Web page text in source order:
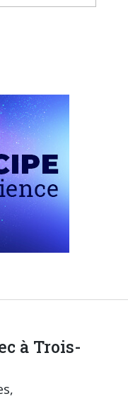
à Trois-